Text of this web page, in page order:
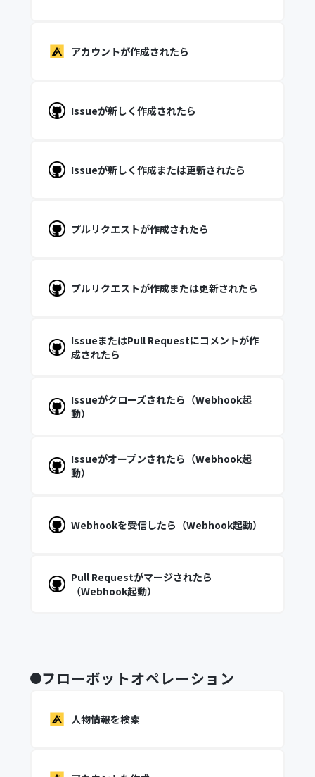
アカウントが作成されたら
Issueが新しく作成されたら
Issueが新しく作成または更新されたら
プルリクエストが作成されたら
プルリクエストが作成または更新されたら
IssueまたはPull Requestにコメントが作
成されたら
Issueがクローズされたら（Webhook起
動）
Issueがオープンされたら（Webhook起
動）
Webhookを受信したら（Webhook起動）
Pull Requestがマージされたら
（Webhook起動）
フローボットオペレーション
人物情報を検索